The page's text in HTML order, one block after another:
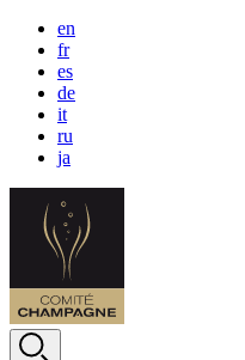
en
fr
es
de
it
ru
ja